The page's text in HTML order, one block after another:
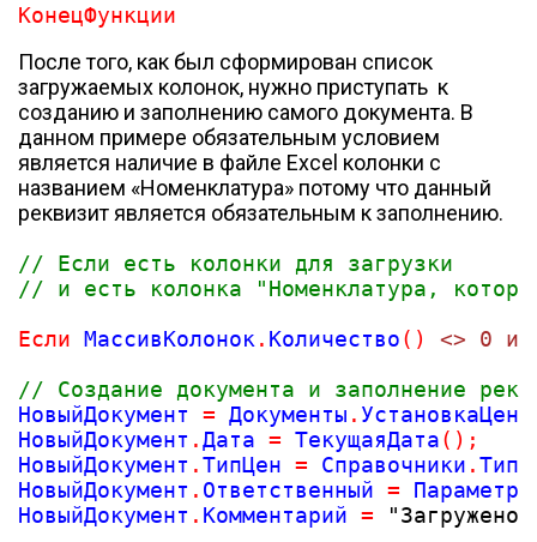
КонецФункции
После того, как был сформирован список
загружаемых колонок, нужно приступать к
созданию и заполнению самого документа. В
данном примере обязательным условием
является наличие в файле Excel колонки с
названием «Номенклатура» потому что данный
реквизит является обязательным к заполнению.
// Если есть колонки для загрузки
// и есть колонка "Номенклатура,
Если МассивКолонок . Количество( )
<> 0 и
// Создание документа и заполнение
НовыйДокумент = Документы .
НовыйДокумент .Дата = ТекущаяДата( ) ;
НовыйДокумент .ТипЦен = Справочники .
НовыйДокумент . Ответственный =
НовыйДокумент . Комментарий =